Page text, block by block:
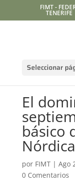
FIMT -
TENERIFE
Seleccionar
El
básico
por FIMT| Ago
0 Comentarios